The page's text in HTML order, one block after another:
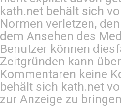
kath.net behält sich
Normen verletzen,
dem Ansehen des
Benutzer können
Zeitgründen kann
Kommentaren keine
behält sich kath.net
zur Anzeige zu